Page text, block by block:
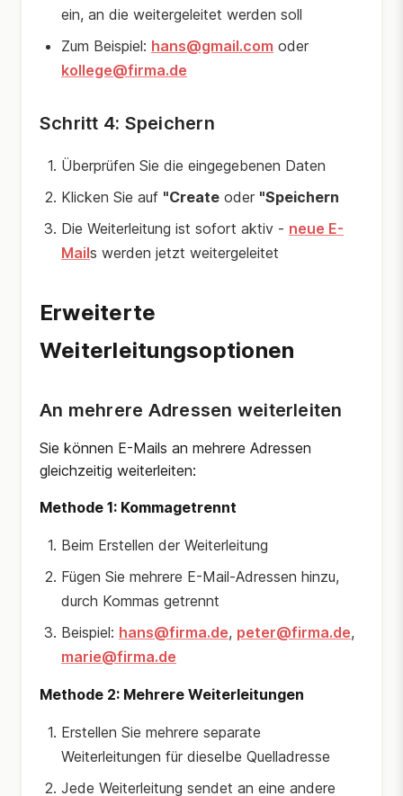
ein, an die weitergeleitet werden soll
Zum Beispiel: hans@gmail.com oder
kollege@firma.de
Schritt 4: Speichern
Überprüfen Sie die eingegebenen Daten
Klicken Sie auf "Create oder "Speichern
Die Weiterleitung ist sofort aktiv - neue E-
Mails werden jetzt weitergeleitet
Erweiterte
Weiterleitungsoptionen
An mehrere Adressen weiterleiten
Sie können E-Mails an mehrere Adressen
gleichzeitig weiterleiten:
Methode 1: Kommagetrennt
Beim Erstellen der Weiterleitung
Fügen Sie mehrere E-Mail-Adressen hinzu,
durch Kommas getrennt
Beispiel: hans@firma.de, peter@firma.de,
marie@firma.de
Methode 2: Mehrere Weiterleitungen
Erstellen Sie mehrere separate
Weiterleitungen für dieselbe Quelladresse
Jede Weiterleitung sendet an eine andere